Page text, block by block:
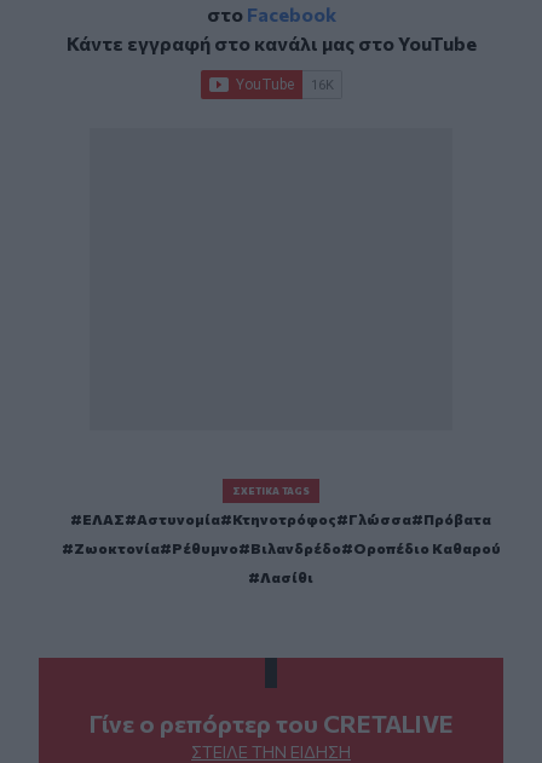
στο Facebook
Κάντε εγγραφή στο κανάλι μας στοYouTube
ΣΧΕΤΙΚΆ TAGS
ΕΛΑΣ Αστυνομία Κτηνοτρόφος Γλώσσα
Πρόβατα
Ζωοκτονία
Ρέθυμνο Βιλανδρέδο
Οροπέδιο Καθαρού
Λασίθι
Γίνε ο ρεπόρτερ του CRETALIVE
ΣΤΕΊΛΕ ΤΗΝ ΕΊΔΗΣΗ